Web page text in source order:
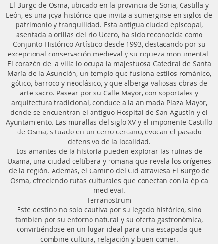
El Burgo de Osma, ubicado en la provincia de Soria, Castilla y
León, es una joya histórica que invita a sumergirse en siglos de
patrimonio y tranquilidad. Esta antigua ciudad episcopal,
asentada a orillas del río Ucero, ha sido reconocida como
Conjunto Histórico-Artístico desde 1993, destacando por su
excepcional conservación medieval y su riqueza monumental.
El corazón de la villa lo ocupa la majestuosa Catedral de Santa
María de la Asunción, un templo que fusiona estilos románico,
gótico, barroco y neoclásico, y que alberga valiosas obras de
arte sacro. Pasear por su Calle Mayor, con soportales y
arquitectura tradicional, conduce a la animada Plaza Mayor,
donde se encuentran el antiguo Hospital de San Agustín y el
Ayuntamiento. Las murallas del siglo XV y el imponente Castillo
de Osma, situado en un cerro cercano, evocan el pasado
defensivo de la localidad.
Los amantes de la historia pueden explorar las ruinas de
Uxama, una ciudad celtíbera y romana que revela los orígenes
de la región. Además, el Camino del Cid atraviesa El Burgo de
Osma, ofreciendo rutas culturales que conectan con la épica
medieval.
Terranostrum
Este destino no solo cautiva por su legado histórico, sino
también por su entorno natural y su oferta gastronómica,
convirtiéndose en un lugar ideal para una escapada que
combine cultura, relajación y buen comer.